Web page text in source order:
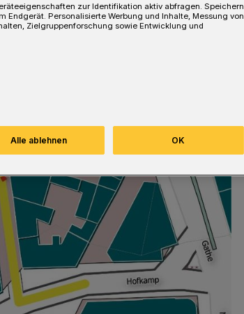
zur Identifikation aktiv abfragen. Speichern
Endgerät. Personalisierte Werbung und Inhalte, Messung von
Zielgruppenforschung sowie Entwicklung und
Alle ablehnen OK